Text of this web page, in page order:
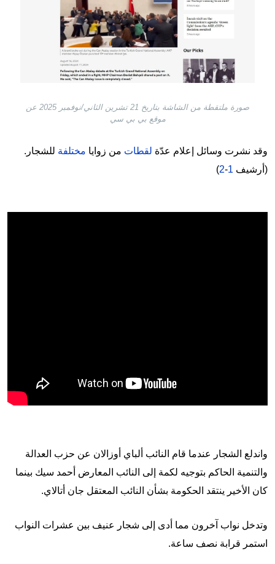
صورة ملتقطة من الشاشة بتاريخ 21 تشرين الثاني/نوفمبر 2025 عن
موقع بي بي سي
وقد نشرت وسائل إعلام عدّة لقطات من زوايا مختلفة للشجار.
(أرشيف 1
-
2
)
واندلع الشجار عندما قام النائب ألباي أوزالان عن حزب العدالة
والتنمية الحاكم بتوجيه لكمة إلى النائب المعارض أحمد سيك بينما
كان الأخير ينتقد الحكومة بشأن النائب المعتقل جان أتالاي.
وتدخل نواب آخرون مما أدى إلى شجار عنيف بين عشرات النواب
استمر قرابة نصف ساعة.